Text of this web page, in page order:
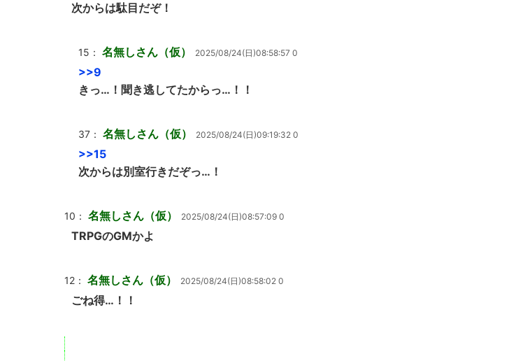
次からは駄目だぞ！
15： 名無しさん（仮） 2025/08/24(日)08:58:57 0
>>9
きっ…！聞き逃してたからっ…！！
37： 名無しさん（仮） 2025/08/24(日)09:19:32 0
>>15
次からは別室行きだぞっ…！
10： 名無しさん（仮） 2025/08/24(日)08:57:09 0
TRPGのGMかよ
12： 名無しさん（仮） 2025/08/24(日)08:58:02 0
ごね得…！！